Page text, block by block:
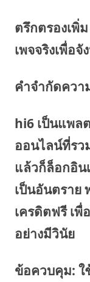
ตรึกตรองเพิ่
เพจจริงเพื่อ
คำจำกัดควา
hi6 เป็นแพล
ออนไลน์ที่รว
แล้วก็ล็อกอิน
เป็นอันตราย
เครดิตฟรี เพื่
อย่างมีวินัย
ข้อควบคุม: ใ